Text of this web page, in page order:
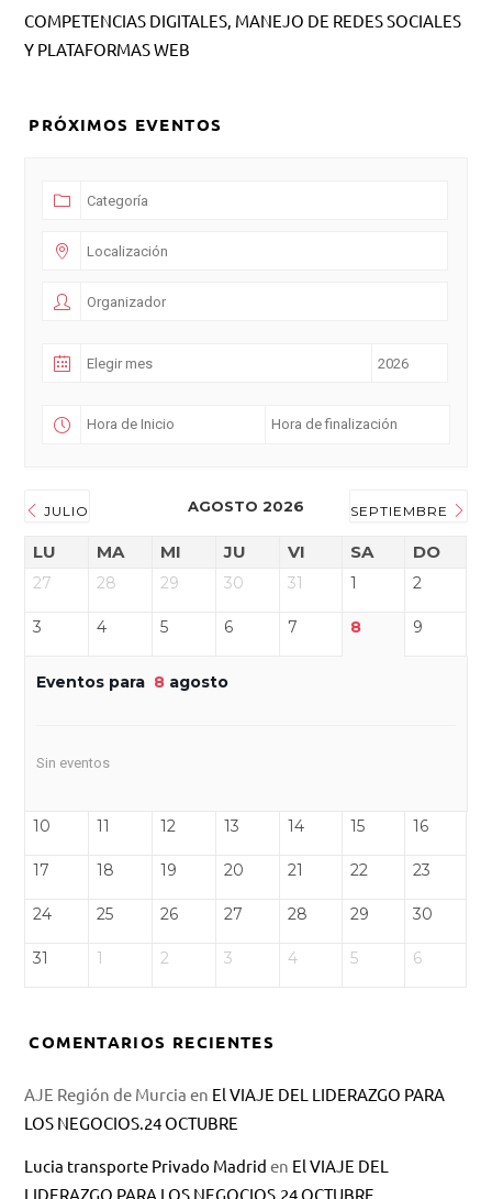
COMPETENCIAS DIGITALES, MANEJO DE REDES SOCIALES
Y PLATAFORMAS WEB
PRÓXIMOS EVENTOS
JULIO AGOSTO 2026 SEPTIEMBRE
LU MA MI JU VI SA DO
27 28 29 30 31 1 2
3 4 5 6 7 8 9
Eventos para 8 agosto
Sin eventos
10 11 12 13 14 15 16
17 18 19 20 21 22 23
24 25 26 27 28 29 30
31 1 2 3 4 5 6
COMENTARIOS RECIENTES
AJE Región de Murcia en El VIAJE DEL LIDERAZGO PARA
LOS NEGOCIOS.24 OCTUBRE
Lucia transporte Privado Madrid en El VIAJE DEL
LIDERAZGO PARA LOS NEGOCIOS.24 OCTUBRE